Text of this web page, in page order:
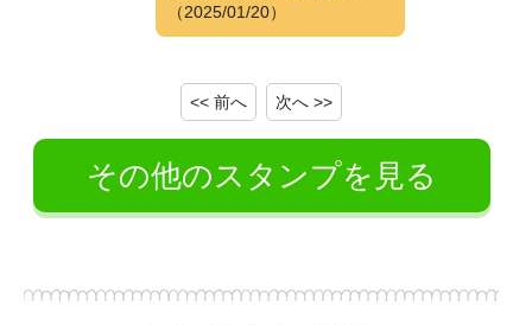
（2025/01/20）
<< 前へ 次へ >>
その他のスタンプを見る